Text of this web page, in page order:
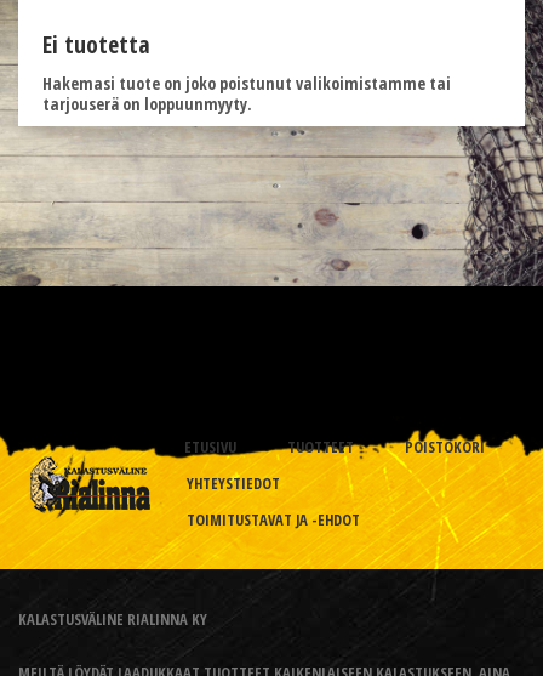
Ei tuotetta
Hakemasi tuote on joko poistunut valikoimistamme tai
tarjouserä on loppuunmyyty.
ETUSIVU TUOTTEET
POISTOKORI
YHTEYSTIEDOT
TOIMITUSTAVAT JA -EHDOT
KALASTUSVÄLINE RIALINNA KY